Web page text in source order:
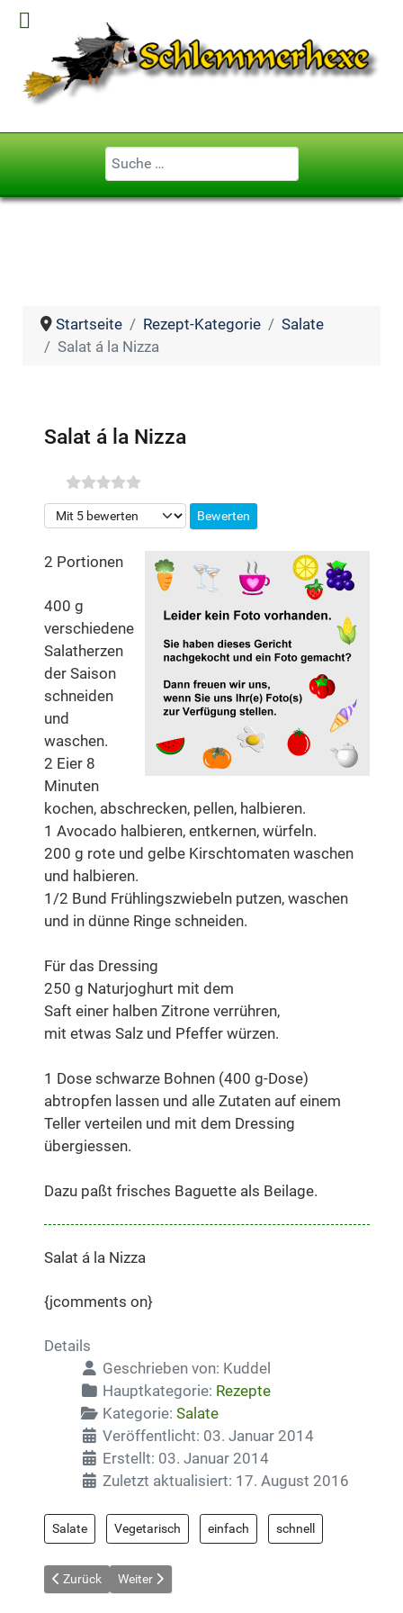
Geben Sie ...
Startseite Rezept-Kategorie
Salate
Salat á la Nizza
Salat á la Nizza
Bitte bewerten
2 Portionen
400 g
verschiedene
Salatherzen
der Saison
schneiden
und
waschen.
2 Eier 8
Minuten
kochen, abschrecken, pellen, halbieren.
1 Avocado halbieren, entkernen, würfeln.
200 g rote und gelbe Kirschtomaten waschen
und halbieren.
1/2 Bund Frühlingszwiebeln putzen, waschen
und in dünne Ringe schneiden.
Für das Dressing
250 g Naturjoghurt mit dem
Saft einer halben Zitrone verrühren,
mit etwas Salz und Pfeffer würzen.
1 Dose schwarze Bohnen (400 g-Dose)
abtropfen lassen und alle Zutaten auf einem
Teller verteilen und mit dem Dressing
übergiessen.
Dazu paßt frisches Baguette als Beilage.
Salat á la Nizza
{jcomments on}
Details
Geschrieben von: Kuddel
Hauptkategorie: Rezepte
Kategorie: Salate
Veröffentlicht: 03. Januar 2014
Erstellt: 03. Januar 2014
Zuletzt aktualisiert: 17. August 2016
Salate Vegetarisch einfach schnell
Vorheriger Beitrag: rutschiger Kartoffelsalat
Zurück Nächster Beitrag: Salat Long Island
Weiter